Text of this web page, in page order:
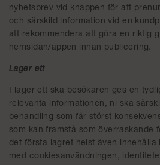
nyhetsbrev vid knappen för att
och särskild information vid en
att rekommendera att göra en riktig
hemsidan/appen innan publicering.
Lager ett
I lager ett ska besökaren ges en
relevanta informationen, ni ska
behandling som får störst
som kan framstå som överraskande
det första lagret helst även innehålla
med cookiesanvändningen,